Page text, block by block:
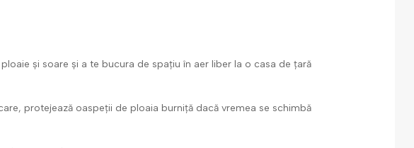
și soare și a te bucura de spațiu în aer liber la o casa de țară
protejează oaspeții de ploaia burniță dacă vremea se schimbă